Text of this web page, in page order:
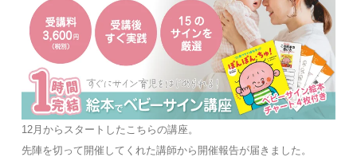
12月からスタートしたこちらの講座。
先陣を切って開催してくれた講師から開催報告が届きました。